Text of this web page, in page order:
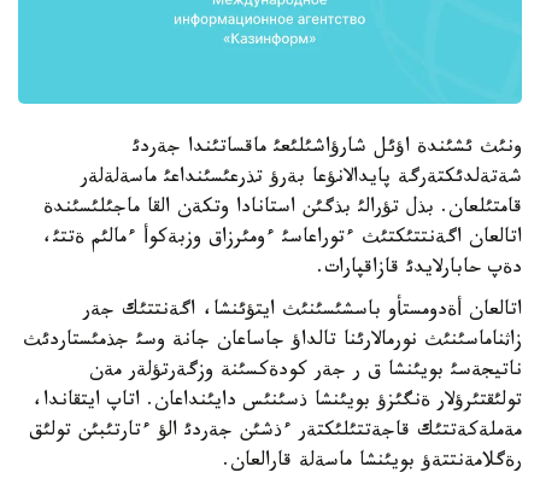
ونئث ئشئندة اؤئل شارؤاشئلئعئ ماقساتئندا جةردئ
شةتةلدئكتةرگة پايدالانؤعا بةرؤ تذرعئسئنداعئ ماسةلةلةر
قامتئلعان. بذل تؤرالئ بذگئن استانادا وتكةن القا ماجئلئسئندة
اتالعان اگةنتتئكتئث ءتوراعاسئ ءومئرزاق وزبةكوأ ءمالئم ةتتئ،
دةپ حابارلايدئ قازاقپارات.
اتالعان أةدومستأو باسشئسئنئث ايتؤئنشا، اگةنتتئك جةر
زاثناماسئنئث نورمالارئنا تالداؤ جاساعان جانة وسئ جذمئستاردئث
ناتيجةسئ بويئنشا ق ر جةر كودةكسئنة وزگةرتؤلةر مةن
تولئقتئرؤلار ةنگئزؤ بويئنشا ذسئنئس دايئنداعان. اتاپ ايتقاندا،
مةملةكةتتئك قاجةتتئلئكتةر ءذشئن جةردئ الؤ ءتارتئبئن تولئق
رةگلامةنتتةؤ بويئنشا ماسةلة قارالعان.